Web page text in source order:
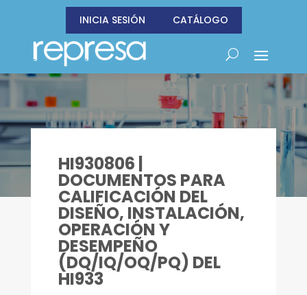
INICIA SESIÓN CATÁLOGO
HI930806 |
DOCUMENTOS PARA
CALIFICACIÓN DEL
DISEÑO, INSTALACIÓN,
OPERACIÓN Y
DESEMPEÑO
(DQ/IQ/OQ/PQ) DEL
HI933